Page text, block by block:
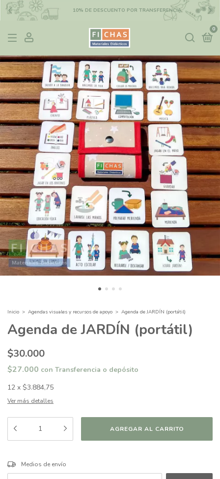
10% DE DESCUENTO POR TRANSFERENCIA
0
Inicio > Agendas visuales y recursos de apoyo > Agenda de JARDÍN (portátil)
Agenda de JARDÍN (portátil)
$30.000
$27.000 con Transferencia o depósito
12 x $3.884,75
Ver más detalles
Entregas para el CP:
Medios de envío